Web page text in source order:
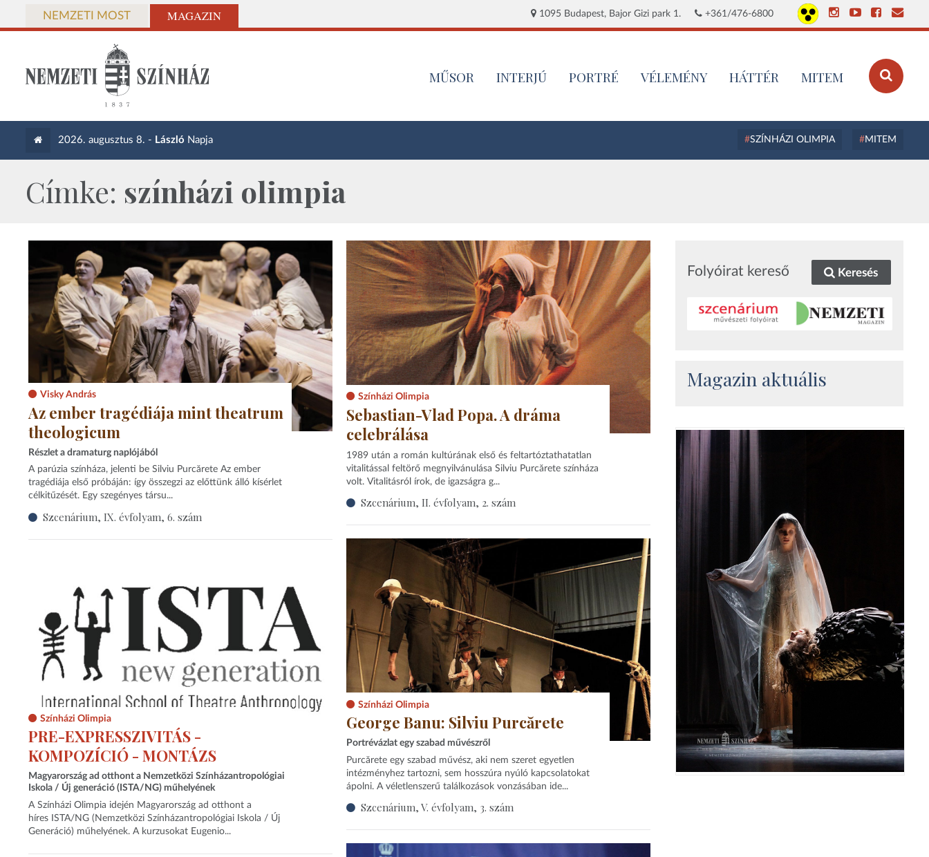
NEMZETI MOST MAGAZIN 1095 Budapest, Bajor Gizi park 1. +361/476-6800
MŰSOR INTERJÚ PORTRÉ VÉLEMÉNY HÁTTÉR MITEM
2026. augusztus 8. - László Napja SZÍNHÁZI OLIMPIA MITEM
Címke: színházi olimpia
Visky András
Az ember tragédiája mint theatrum
theologicum
Részlet a dramaturg naplójából
A parúzia színháza, jelenti be Silviu Purcărete Az ember
tragédiája első próbáján: így összegzi az előttünk álló kísérlet
célkitűzését. Egy szegényes társu...
Szcenárium, IX. évfolyam, 6. szám
Színházi Olimpia
Sebastian-Vlad Popa. A dráma
celebrálása
1989 után a román kultúrának első és feltartóztathatatlan
vitalitással feltörő megnyilvánulása Silviu Purcărete színháza
volt. Vitalitásról írok, de igazságra g...
Szcenárium, II. évfolyam, 2. szám
Színházi Olimpia
George Banu: Silviu Purcărete
Portrévázlat egy szabad művészről
Purcărete egy szabad művész, aki nem szeret egyetlen
intézményhez tartozni, sem hosszúra nyúló kapcsolatokat
ápolni. A véletlenszerű találkozások vonzásában ide...
Szcenárium, V. évfolyam, 3. szám
Színházi Olimpia
PRE-EXPRESSZIVITÁS -
KOMPOZÍCIÓ - MONTÁZS
Magyarország ad otthont a Nemzetközi Színházantropológiai
Iskola / Új generáció (ISTA/NG) műhelyének
A Színházi Olimpia idején Magyarország ad otthont a
híres ISTA/NG (Nemzetközi Színházantropológiai Iskola / Új
Generáció) műhelyének. A kurzusokat Eugenio...
Folyóirat kereső Keresés
Magazin aktuális